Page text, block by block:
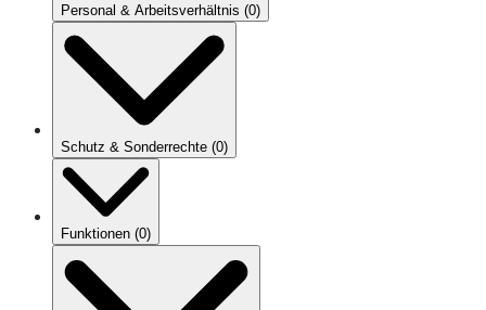
Personal & Arbeitsverhältnis (0)
Schutz & Sonderrechte (0)
Funktionen (0)